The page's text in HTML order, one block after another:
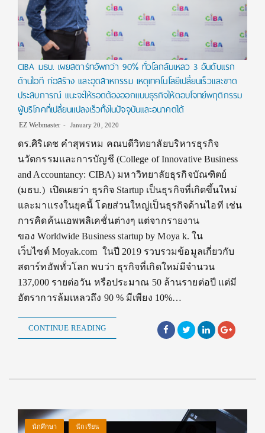
CIBA มธบ. เผยสตาร์ทอัพกว่า 90% ทั่วโลกล้มเหลว 3 อันดับแรก
ด้านไอที ก่อสร้าง และอุตสาหกรรม เหตุเทคโนโลยีเปลี่ยนเร็วและขาด
ประสบการณ์ แนะจะให้รอดต้องออกแบบธุรกิจให้ตอบโจทย์พฤติกรรม
ผู้บริโภคที่เปลี่ยนแปลงเร็วทั้งในปัจจุบันและอนาคตได้
EZ Webmaster January 20, 2020
ดร.ศิริเดช คำสุพรหม คณบดีวิทยาลัยบริหารธุรกิจ
นวัตกรรมและการบัญชี (College of Innovative Business
and Accountancy: CIBA) มหาวิทยาลัยธุรกิจบัณฑิตย์
(มธบ.) เปิดเผยว่า ธุรกิจ Startup เป็นธุรกิจที่เกิดขึ้นใหม่
และมาแรงในยุคนี้ โดยส่วนใหญ่เป็นธุรกิจด้านไอที เช่น
การคิดค้นแอพพลิเคชั่นต่างๆ แต่จากรายงาน
ของ Worldwide Business startup by Moya k. ใน
เว็บไซต์ Moyak.com ในปี 2019 รวบรวมข้อมูลเกี่ยวกับ
สตาร์ทอัพทั่วโลก พบว่า ธุรกิจที่เกิดใหม่มีจำนวน
137,000 รายต่อวัน หรือประมาณ 50 ล้านรายต่อปี แต่มี
อัตราการล้มเหลวถึง 90 % มีเพียง 10%…
CONTINUE READING
นักศึกษา นักเรียน